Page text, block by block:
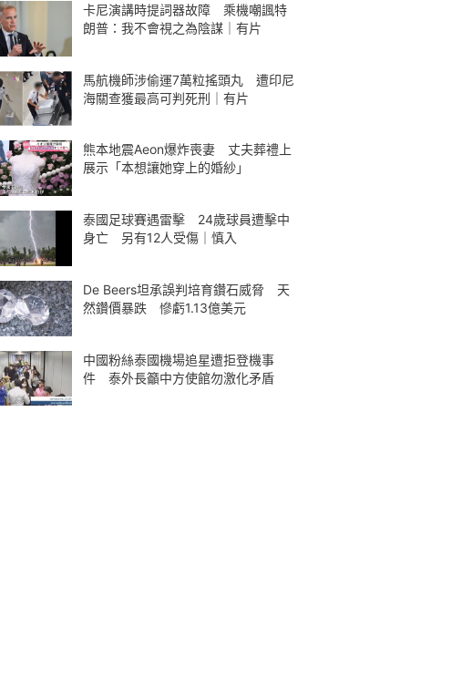
卡尼演講時提詞器故障 乘機嘲諷特
朗普：我不會視之為陰謀｜有片
馬航機師涉偷運7萬粒搖頭丸 遭印尼
海關查獲最高可判死刑｜有片
熊本地震Aeon爆炸喪妻 丈夫葬禮上
展示「本想讓她穿上的婚紗」
泰國足球賽遇雷擊 24歲球員遭擊中
身亡 另有12人受傷｜慎入
De Beers坦承誤判培育鑽石威脅 天
然鑽價暴跌 慘虧1.13億美元
中國粉絲泰國機場追星遭拒登機事
件 泰外長籲中方使館勿激化矛盾